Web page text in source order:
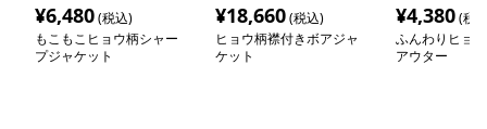
¥6,480(税込)
もこもこヒョウ柄シャー
プジャケット
¥18,660(税込)
ヒョウ柄襟付きボアジャ
ケット
¥4,380(税
ふんわりヒョ
アウター